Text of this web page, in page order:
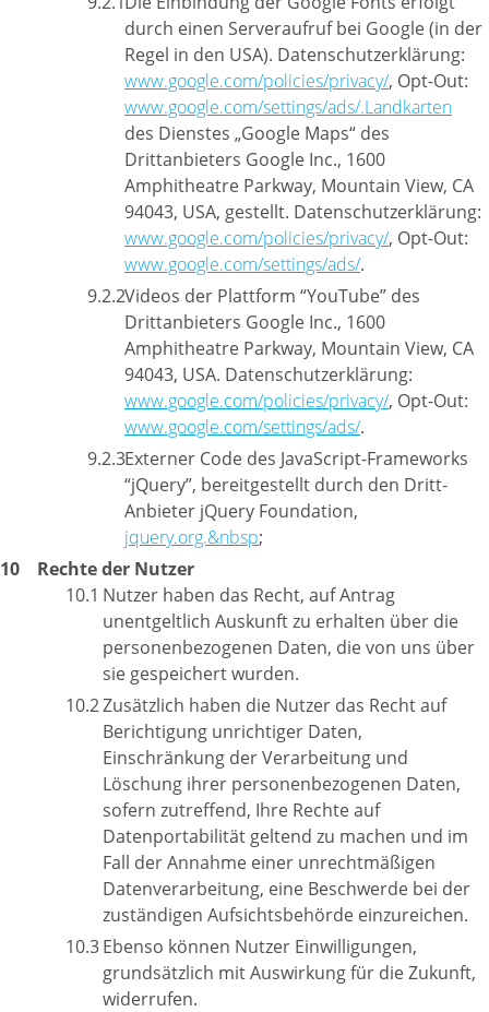
durch einen Serveraufruf bei Google (in der
Regel in den USA). Datenschutzerklärung:
www.google.com/policies/privacy/, Opt-Out:
www.google.com/settings/ads/.Landkarten
des Dienstes „Google Maps“ des
Drittanbieters Google Inc., 1600
Amphitheatre Parkway, Mountain View, CA
94043, USA, gestellt. Datenschutzerklärung:
www.google.com/policies/privacy/, Opt-Out:
www.google.com/settings/ads/.
Videos der Plattform “YouTube” des
Drittanbieters Google Inc., 1600
Amphitheatre Parkway, Mountain View, CA
94043, USA. Datenschutzerklärung:
www.google.com/policies/privacy/, Opt-Out:
www.google.com/settings/ads/.
Externer Code des JavaScript-Frameworks
“jQuery”, bereitgestellt durch den Dritt-
Anbieter jQuery Foundation,
jquery.org.&nbsp;
Rechte der Nutzer
Nutzer haben das Recht, auf Antrag
unentgeltlich Auskunft zu erhalten über die
personenbezogenen Daten, die von uns über
sie gespeichert wurden.
Zusätzlich haben die Nutzer das Recht auf
Berichtigung unrichtiger Daten,
Einschränkung der Verarbeitung und
Löschung ihrer personenbezogenen Daten,
sofern zutreffend, Ihre Rechte auf
Datenportabilität geltend zu machen und im
Fall der Annahme einer unrechtmäßigen
Datenverarbeitung, eine Beschwerde bei der
zuständigen Aufsichtsbehörde einzureichen.
Ebenso können Nutzer Einwilligungen,
grundsätzlich mit Auswirkung für die Zukunft,
widerrufen.